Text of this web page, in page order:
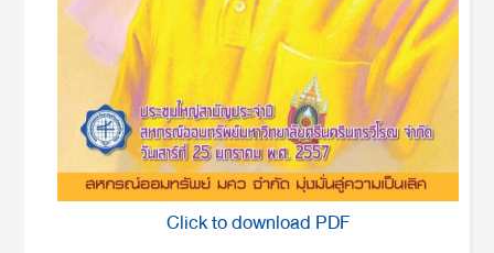
Click to download PDF